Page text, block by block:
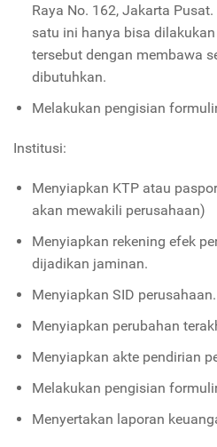
Raya No. 162, Jakarta
satu ini hanya bisa
tersebut dengan membawa
dibutuhkan.
Melakukan pengisian
Institusi:
Menyiapkan KTP atau
akan mewakili perusahaan)
Menyiapkan rekening efek
dijadikan jaminan.
Menyiapkan SID perusahaan.
Menyiapkan perubahan
Menyiapkan akte pendirian
Melakukan pengisian
Menyertakan laporan